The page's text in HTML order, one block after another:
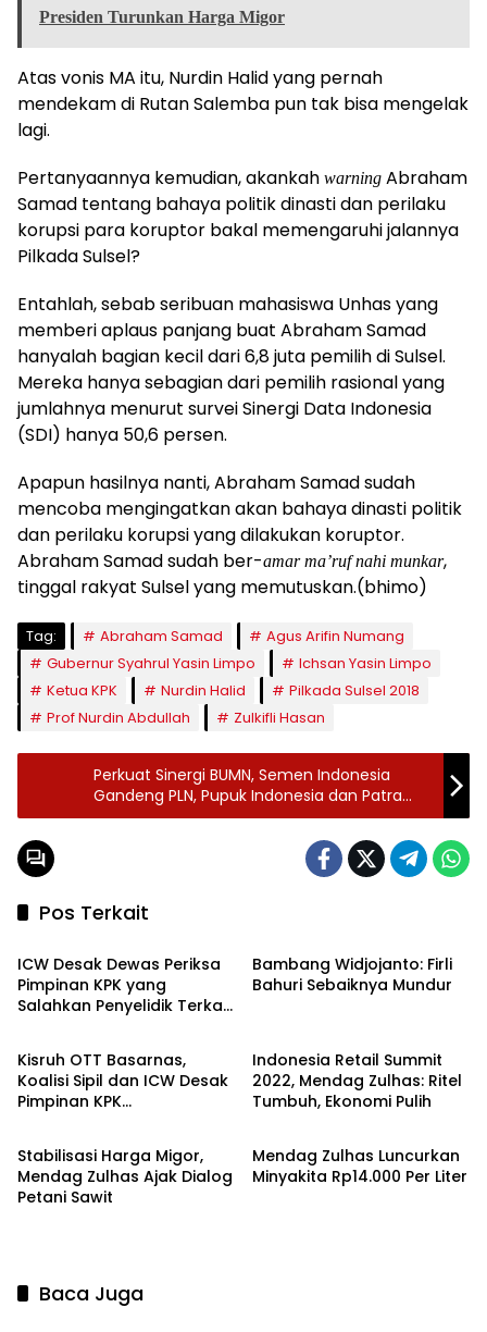
Presiden Turunkan Harga Migor
Atas vonis MA itu, Nurdin Halid yang pernah
mendekam di Rutan Salemba pun tak bisa mengelak
lagi.
Pertanyaannya kemudian, akankah warning Abraham
Samad tentang bahaya politik dinasti dan perilaku
korupsi para koruptor bakal memengaruhi jalannya
Pilkada Sulsel?
Entahlah, sebab seribuan mahasiswa Unhas yang
memberi aplaus panjang buat Abraham Samad
hanyalah bagian kecil dari 6,8 juta pemilih di Sulsel.
Mereka hanya sebagian dari pemilih rasional yang
jumlahnya menurut survei Sinergi Data Indonesia
(SDI) hanya 50,6 persen.
Apapun hasilnya nanti, Abraham Samad sudah
mencoba mengingatkan akan bahaya dinasti politik
dan perilaku korupsi yang dilakukan koruptor.
Abraham Samad sudah ber-amar ma’ruf nahi munkar,
tinggal rakyat Sulsel yang memutuskan.(bhimo)
Tag: Abraham Samad
Agus Arifin Numang
Gubernur Syahrul Yasin Limpo
Ichsan Yasin Limpo
Ketua KPK
Nurdin Halid
Pilkada Sulsel 2018
Prof Nurdin Abdullah
Zulkifli Hasan
Perkuat Sinergi BUMN, Semen Indonesia
Gandeng PLN, Pupuk Indonesia dan Patra
Jasa
Pos Terkait
Headline
ICW Desak Dewas Periksa
Pimpinan KPK yang
Salahkan Penyelidik Terkait
Bambang Widjojanto: Firli
Bahuri Sebaiknya Mundur
Headline
Kisruh OTT Basarnas,
Koalisi Sipil dan ICW Desak
Pimpinan KPK
Indonesia Retail Summit
2022, Mendag Zulhas: Ritel
Tumbuh, Ekonomi Pulih
Ekbis
Stabilisasi Harga Migor,
Mendag Zulhas Ajak Dialog
Petani Sawit
Ekbis
Mendag Zulhas Luncurkan
Minyakita Rp14.000 Per Liter
Baca Juga